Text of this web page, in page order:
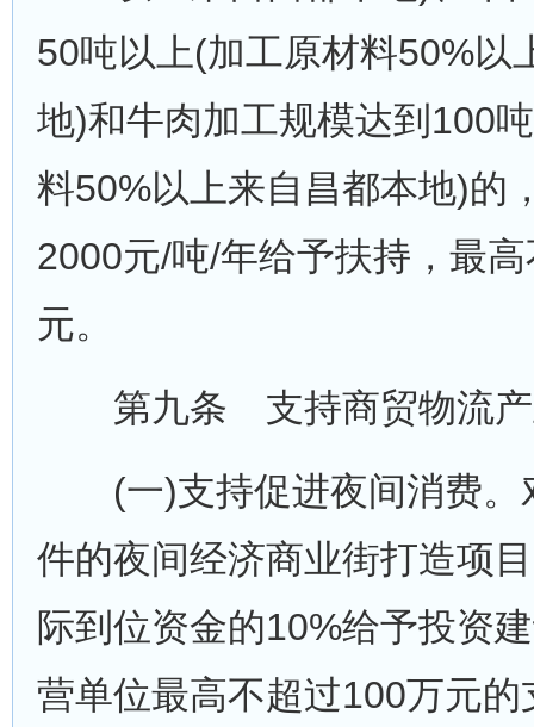
50吨以上(加工原材料50%以
地)和牛肉加工规模达到100
料50%以上来自昌都本地)的
2000元/吨/年给予扶持，最
元。
第九条 支持商贸物流
(一)支持促进夜间消费。
件的夜间经济商业街打造项
际到位资金的10%给予投资
营单位最高不超过100万元的